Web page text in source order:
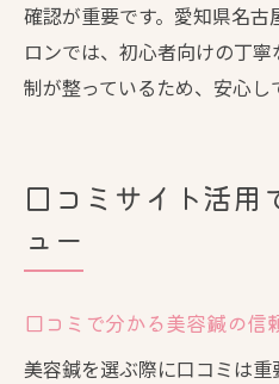
確認が重要です。愛知県名
ロンでは、初心者向けの丁
制が整っているため、安心し
口コミサイト活用
ュー
口コミで分かる美容鍼の信
美容鍼を選ぶ際に口コミは重